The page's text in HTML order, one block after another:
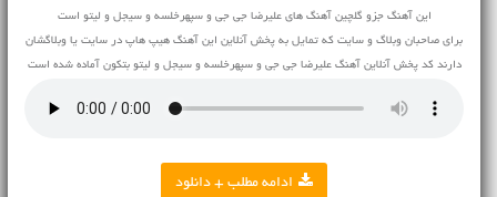
این آهنگ جزو گلچین آهنگ های علیرضا جی جی و سپهرخلسه و سیجل و لیتو است
برای صاحبان وبلاگ و سایت که تمایل به پخش آنلاین این آهنگ هیپ هاپ در سایت یا وبلاگشان
دارند کد پخش آنلاین آهنگ علیرضا جی جی و سپهرخلسه و سیجل و لیتو بتکون آماده شده است
ادامه مطلب + دانلود